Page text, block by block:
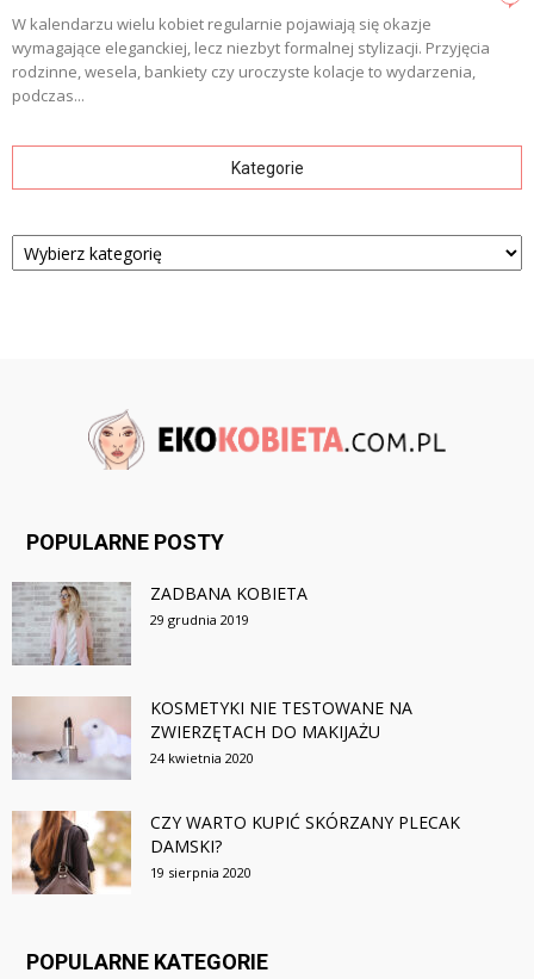
W kalendarzu wielu kobiet regularnie pojawiają się okazje
wymagające eleganckiej, lecz niezbyt formalnej stylizacji. Przyjęcia
rodzinne, wesela, bankiety czy uroczyste kolacje to wydarzenia,
podczas...
Kategorie
Kategorie
POPULARNE POSTY
ZADBANA KOBIETA
29 grudnia 2019
KOSMETYKI NIE TESTOWANE NA
ZWIERZĘTACH DO MAKIJAŻU
24 kwietnia 2020
CZY WARTO KUPIĆ SKÓRZANY PLECAK
DAMSKI?
19 sierpnia 2020
POPULARNE KATEGORIE